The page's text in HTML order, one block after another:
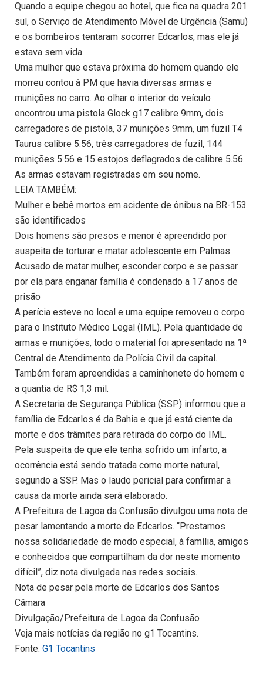
Quando a equipe chegou ao hotel, que fica na quadra 201
sul, o Serviço de Atendimento Móvel de Urgência (Samu)
e os bombeiros tentaram socorrer Edcarlos, mas ele já
estava sem vida.
Uma mulher que estava próxima do homem quando ele
morreu contou à PM que havia diversas armas e
munições no carro. Ao olhar o interior do veículo
encontrou uma pistola Glock g17 calibre 9mm, dois
carregadores de pistola, 37 munições 9mm, um fuzil T4
Taurus calibre 5.56, três carregadores de fuzil, 144
munições 5.56 e 15 estojos deflagrados de calibre 5.56.
As armas estavam registradas em seu nome.
LEIA TAMBÉM:
Mulher e bebê mortos em acidente de ônibus na BR-153
são identificados
Dois homens são presos e menor é apreendido por
suspeita de torturar e matar adolescente em Palmas
Acusado de matar mulher, esconder corpo e se passar
por ela para enganar família é condenado a 17 anos de
prisão
A perícia esteve no local e uma equipe removeu o corpo
para o Instituto Médico Legal (IML). Pela quantidade de
armas e munições, todo o material foi apresentado na 1ª
Central de Atendimento da Polícia Civil da capital.
Também foram apreendidas a caminhonete do homem e
a quantia de R$ 1,3 mil.
A Secretaria de Segurança Pública (SSP) informou que a
família de Edcarlos é da Bahia e que já está ciente da
morte e dos trâmites para retirada do corpo do IML.
Pela suspeita de que ele tenha sofrido um infarto, a
ocorrência está sendo tratada como morte natural,
segundo a SSP. Mas o laudo pericial para confirmar a
causa da morte ainda será elaborado.
A Prefeitura de Lagoa da Confusão divulgou uma nota de
pesar lamentando a morte de Edcarlos. “Prestamos
nossa solidariedade de modo especial, à família, amigos
e conhecidos que compartilham da dor neste momento
difícil”, diz nota divulgada nas redes sociais.
Nota de pesar pela morte de Edcarlos dos Santos
Câmara
Divulgação/Prefeitura de Lagoa da Confusão
Veja mais notícias da região no g1 Tocantins.
Fonte: G1 Tocantins